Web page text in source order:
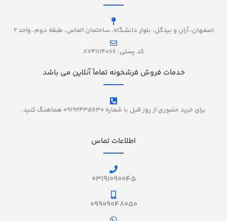
اصفهان، آران و بیدگل، بلوار دانشگاه، ساختمان الماس، طبقه دوم، واحد 2
کد پستی: 8741114066
خدمات فروش فرشخونه تماماً آنلاین می باشد
برای خرید حضوری از روز قبل با شماره 09192435630 هماهنگ کنید.
اطلاعات تماس
03191090045
09909048050